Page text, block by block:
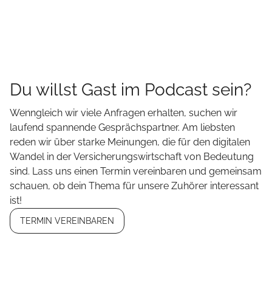
Du willst Gast im Podcast sein?
Wenngleich wir viele Anfragen erhalten, suchen wir
laufend spannende Gesprächspartner. Am liebsten
reden wir über starke Meinungen, die für den digitalen
Wandel in der Versicherungswirtschaft von Bedeutung
sind. Lass uns einen Termin vereinbaren und gemeinsam
schauen, ob dein Thema für unsere Zuhörer interessant
ist!
TERMIN VEREINBAREN